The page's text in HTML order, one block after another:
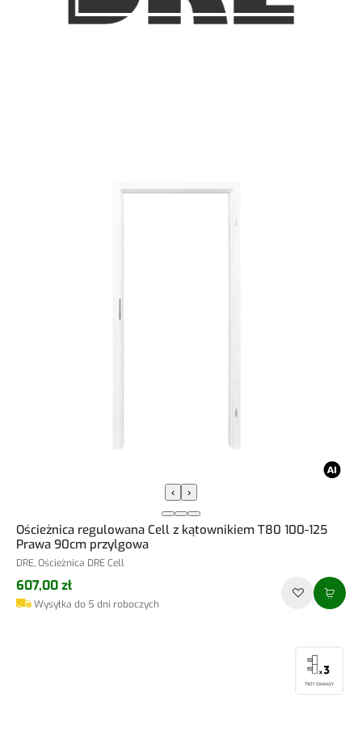
‹ ›
Ościeżnica regulowana Cell z kątownikiem T80 100-125
Prawa 90cm przylgowa
DRE, Ościeżnica DRE Cell
607,00 zł
Wysyłka do 5 dni roboczych